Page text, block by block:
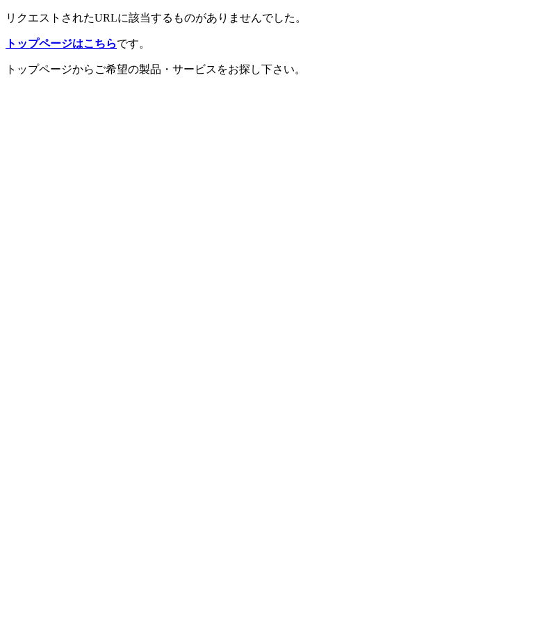
リクエストされたURLに該当するものがありませんでした。
トップページはこちらです。
トップページからご希望の製品・サービスをお探し下さい。